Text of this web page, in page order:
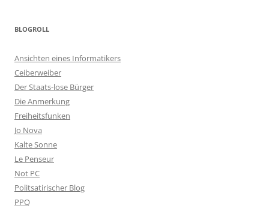
BLOGROLL
Ansichten eines Informatikers
Ceiberweiber
Der Staats-lose Bürger
Die Anmerkung
Freiheitsfunken
Jo Nova
Kalte Sonne
Le Penseur
Not PC
Politsatirischer Blog
PPQ